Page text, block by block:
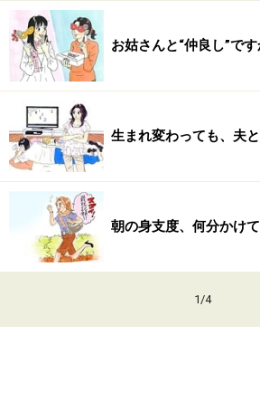
お姑さんと“仲良し”です
生まれ変わっても、夫
朝の身支度、何分かけ
1/4